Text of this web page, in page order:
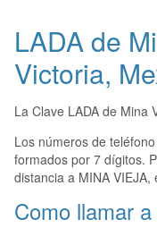
LADA de
Victoria,
La Clave LADA de Mina
Los números de
formados por 7 dígitos.
distancia a MINA
Como llamar